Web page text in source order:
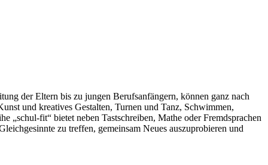
der Eltern bis zu jungen Berufsanfängern, können ganz nach
und kreatives Gestalten, Turnen und Tanz, Schwimmen,
„schul-fit“ bietet neben Tastschreiben, Mathe oder Fremdsprachen
zu treffen, gemeinsam Neues auszuprobieren und